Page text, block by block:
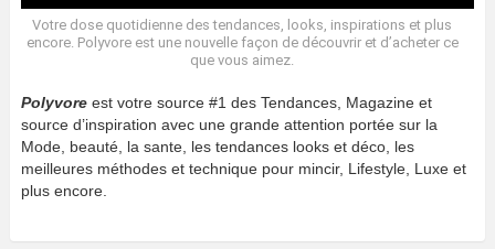
Votre dose quotidienne des tendances, looks, inspirations et plus
encore. Polyvore est une nouvelle façon de découvrir et d’acheter ce
que vous aimez.
Polyvore est votre source #1 des Tendances, Magazine et
source d’inspiration avec une grande attention portée sur la
Mode, beauté, la sante, les tendances looks et déco, les
meilleures méthodes et technique pour mincir, Lifestyle, Luxe et
plus encore.